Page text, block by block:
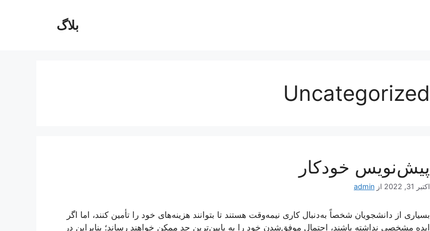
بلاگ
Uncategorized
پیش‌نویس خودکار
اکتبر 31, 2022 از admin
بسیاری از دانشجویان شخصاً به‌دنبال کاری نیمه‌وقت هستند تا بتوانند هزینه‌های خود را تأمین کنند، اما اگر
ایده مشخصی نداشته باشند، احتمال موفق‌شدن خود را به پایین‌ترین حد ممکن خواهند رساند؛ بنابراین در